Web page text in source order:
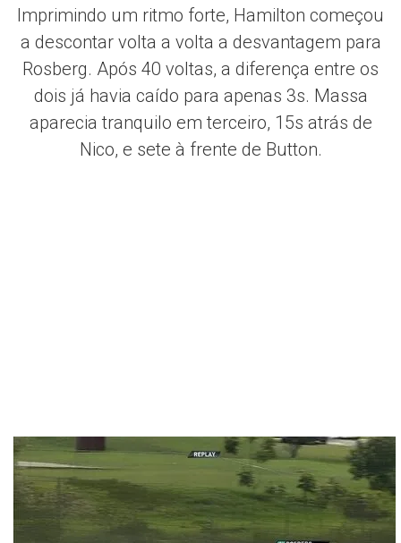
Imprimindo um ritmo forte, Hamilton começou
a descontar volta a volta a desvantagem para
Rosberg. Após 40 voltas, a diferença entre os
dois já havia caído para apenas 3s. Massa
aparecia tranquilo em terceiro, 15s atrás de
Nico, e sete à frente de Button.